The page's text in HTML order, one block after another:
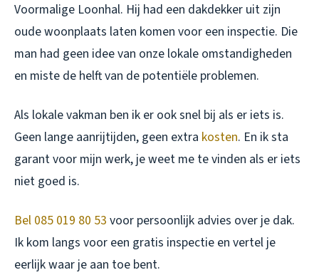
Voormalige Loonhal. Hij had een dakdekker uit zijn
oude woonplaats laten komen voor een inspectie. Die
man had geen idee van onze lokale omstandigheden
en miste de helft van de potentiële problemen.
Als lokale vakman ben ik er ook snel bij als er iets is.
Geen lange aanrijtijden, geen extra kosten. En ik sta
garant voor mijn werk, je weet me te vinden als er iets
niet goed is.
Bel 085 019 80 53 voor persoonlijk advies over je dak.
Ik kom langs voor een gratis inspectie en vertel je
eerlijk waar je aan toe bent.